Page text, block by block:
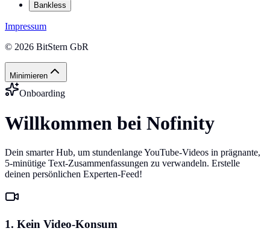
Bankless
Impressum
© 2026 BitStern GbR
Minimieren
Onboarding
Willkommen bei Nofinity
Dein smarter Hub, um stundenlange YouTube-Videos in prägnante,
5-minütige Text-Zusammenfassungen zu verwandeln. Erstelle
deinen persönlichen Experten-Feed!
1. Kein Video-Konsum